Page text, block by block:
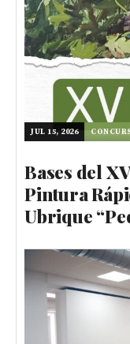
JUL 15, 2026
Bases del
Pintura
Ubrique